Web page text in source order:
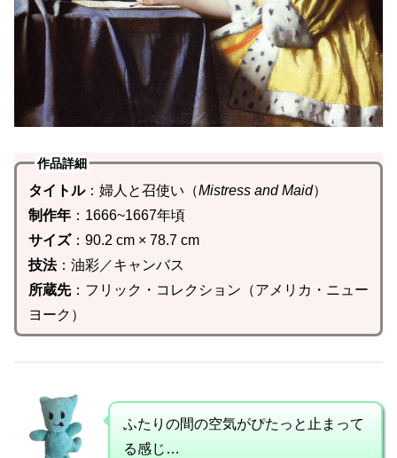
作品詳細
タイトル：婦人と召使い（Mistress and Maid）
制作年：1666~1667年頃
サイズ：90.2 cm × 78.7 cm
技法：油彩／キャンバス
所蔵先：フリック・コレクション（アメリカ・ニュー
ヨーク）
ふたりの間の空気がぴたっと止まって
る感じ…